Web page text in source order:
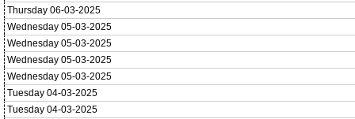
Thursday 06-03-2025
Wednesday 05-03-2025
Wednesday 05-03-2025
Wednesday 05-03-2025
Wednesday 05-03-2025
Tuesday 04-03-2025
Tuesday 04-03-2025